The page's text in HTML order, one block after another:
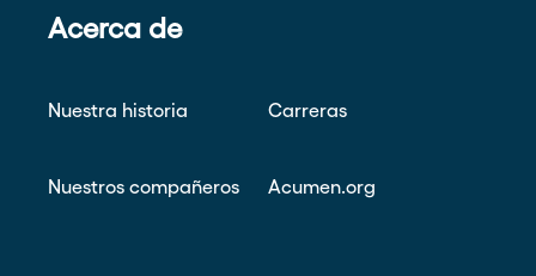
Acerca de
Nuestra historia Carreras
Nuestros compañeros Acumen.org